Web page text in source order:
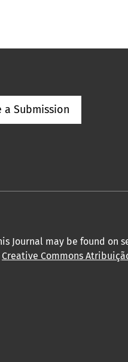
a Submission
Journal may be found on
Creative Commons